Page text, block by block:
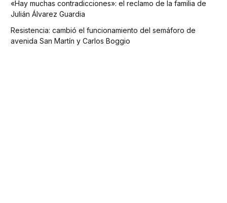
«Hay muchas contradicciones»: el reclamo de la familia de
Julián Álvarez Guardia
Resistencia: cambió el funcionamiento del semáforo de
avenida San Martín y Carlos Boggio